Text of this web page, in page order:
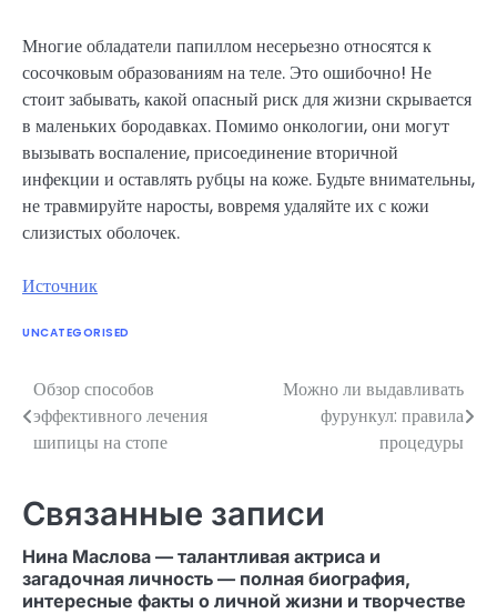
Многие обладатели папиллом несерьезно относятся к
сосочковым образованиям на теле. Это ошибочно! Не
стоит забывать, какой опасный риск для жизни скрывается
в маленьких бородавках. Помимо онкологии, они могут
вызывать воспаление, присоединение вторичной
инфекции и оставлять рубцы на коже. Будьте внимательны,
не травмируйте наросты, вовремя удаляйте их с кожи
слизистых оболочек.
Источник
UNCATEGORISED
Навигация
по
Обзор способов
эффективного лечения
шипицы на стопе
Можно ли выдавливать
фурункул: правила
процедуры
Связанные записи
Нина Маслова — талантливая актриса и
загадочная личность — полная биография,
интересные факты о личной жизни и творчестве